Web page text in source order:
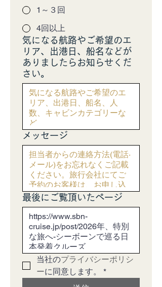
1～３回
4回以上
気になる航路やご希望のエ
リア、出港日、船名などが
ありましたらお知らせくだ
さい。
メッセージ
最後にご覧頂いたページ
当社のプライバシーポリシ
ーに同意します。
*